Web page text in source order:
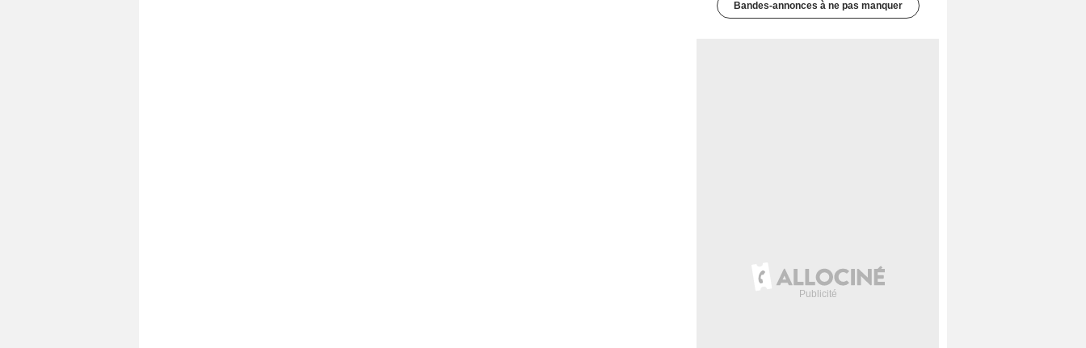
Bandes-annonces à ne pas manquer